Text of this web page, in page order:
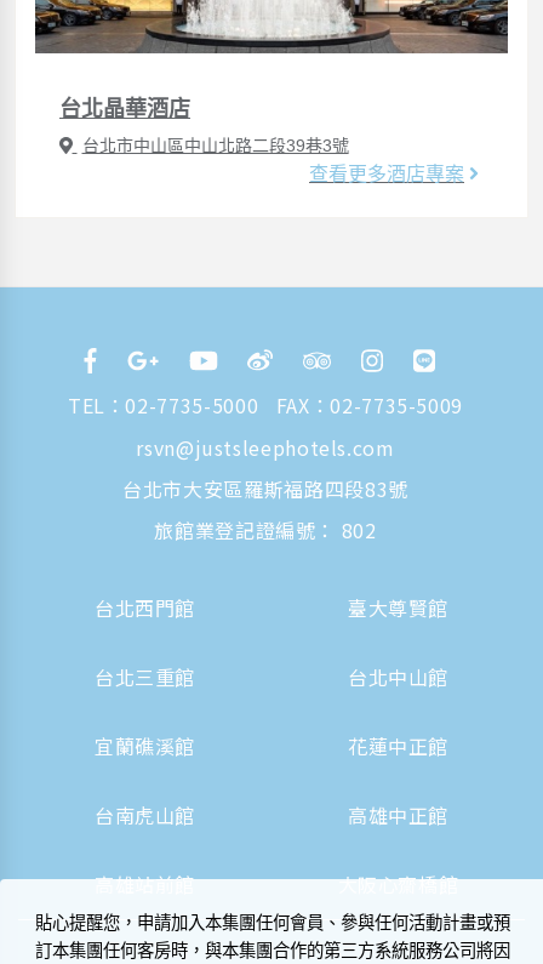
台北晶華酒店
台北市中山區中山北路二段39巷3號
查看更多酒店專案
TEL：02-7735-5000
FAX：02-7735-5009
rsvn@justsleephotels.com
台北市大安區羅斯福路四段83號
旅館業登記證編號： 802
台北西門館 臺大尊賢館
台北三重館 台北中山館
宜蘭礁溪館 花蓮中正館
台南虎山館 高雄中正館
高雄站前館 大阪心齋橋館
貼心提醒您，申請加入本集團任何會員、參與任何活動計畫或預
訂本集團任何客房時，與本集團合作的第三方系統服務公司將因